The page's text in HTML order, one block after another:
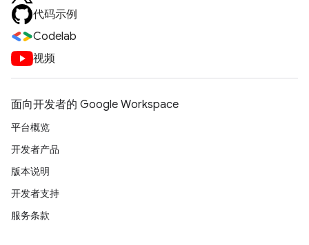
代码示例
Codelab
视频
面向开发者的 Google Workspace
平台概览
开发者产品
版本说明
开发者支持
服务条款